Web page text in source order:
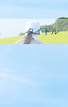
タイトル